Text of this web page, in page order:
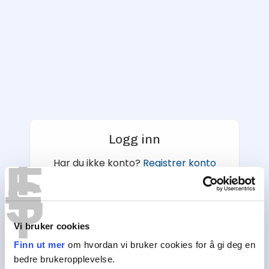
T
E
S
T
Vi bruker cookies
Finn ut mer om hvordan vi bruker cookies for å gi deg en
bedre brukeropplevelse.
Logg inn
Har du ikke konto? Registrer konto
E-postadresse
Passord